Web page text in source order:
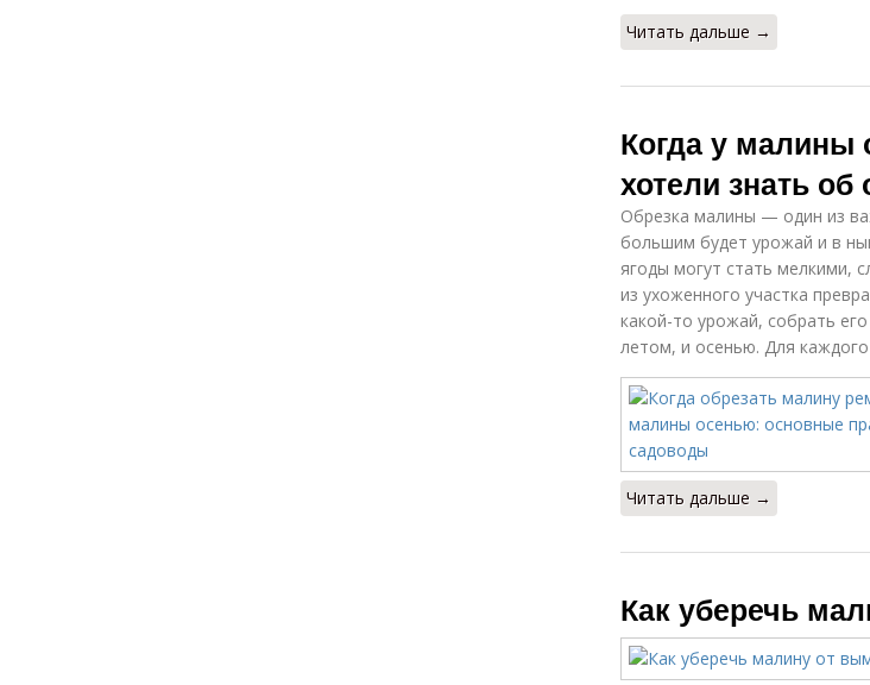
Читать дальше →
Когда у малины
хотели знать
Обрезка малины — один из
большим будет урожай и в
ягоды могут стать мелкими,
из ухоженного участка
какой-то урожай, собрать
летом, и осенью. Для
Читать дальше →
Как уберечь